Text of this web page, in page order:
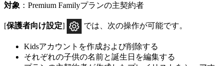
対象 ：Premium Familyプランの主契約者
[保護者向け設定] では、次の操作が可能です。
Kidsアカウントを作成および削除する
それぞれの子供の名前と誕生日を編集する